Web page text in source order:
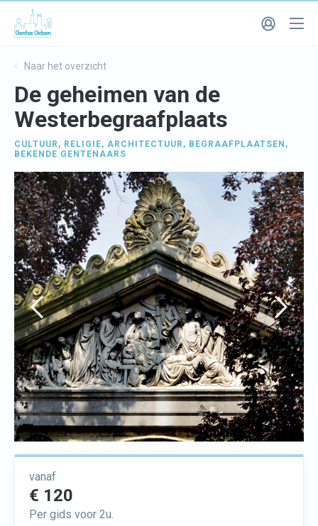
Naar het overzicht
De geheimen van de
Westerbegraafplaats
CULTUUR , RELIGIE, ARCHITECTUUR , BEGRAAFPLAATSEN ,
BEKENDE GENTENAARS
vanaf
€ 120
Per gids voor 2u.